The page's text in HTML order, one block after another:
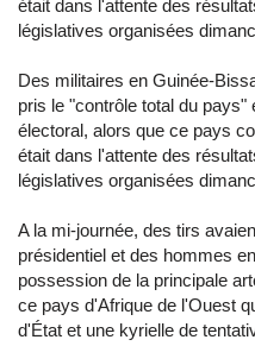
était dans l'attente des
législatives organisées
Des militaires en Guinée-
pris le "contrôle total du
électoral, alors que ce pays
était dans l'attente des
législatives organisées
A la mi-journée, des tirs
présidentiel et des hommes
possession de la principale
ce pays d'Afrique de l'Ouest
d'État et une kyrielle de